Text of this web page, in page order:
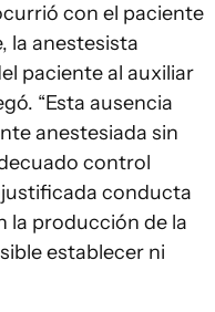
con el paciente
la anestesista
paciente al auxiliar
“Esta ausencia
anestesiada sin
control
conducta
la producción de la
establecer ni